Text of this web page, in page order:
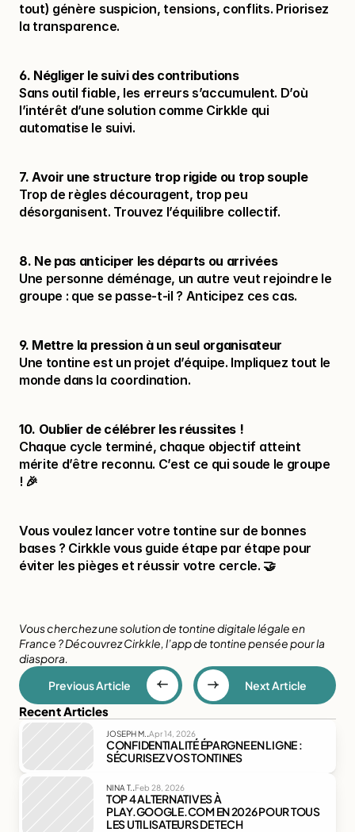
tout) génère suspicion, tensions, conflits. Priorisez
la transparence.
6. Négliger le suivi des contributions
Sans outil fiable, les erreurs s’accumulent. D’où
l’intérêt d’une solution comme Cirkkle qui
automatise le suivi.
7. Avoir une structure trop rigide ou trop souple
Trop de règles découragent, trop peu
désorganisent. Trouvez l’équilibre collectif.
8. Ne pas anticiper les départs ou arrivées
Une personne déménage, un autre veut rejoindre le
groupe : que se passe-t-il ? Anticipez ces cas.
9. Mettre la pression à un seul organisateur
Une tontine est un projet d’équipe. Impliquez tout le
monde dans la coordination.
10. Oublier de célébrer les réussites !
Chaque cycle terminé, chaque objectif atteint
mérite d’être reconnu. C’est ce qui soude le groupe
! 🎉
Vous voulez lancer votre tontine sur de bonnes
bases ? Cirkkle vous guide étape par étape pour
éviter les pièges et réussir votre cercle. 🤝
Vous cherchez une solution de tontine digitale légale en
France ? Découvrez Cirkkle, l’app de tontine pensée pour la
diaspora.
Previous Article
Next Article
Recent Articles
JOSEPH M. .Apr 14, 2026
CONFIDENTIALITÉ ÉPARGNE EN LIGNE :
SÉCURISEZ VOS TONTINES
NINA T. .Feb 28, 2026
TOP 4 ALTERNATIVES À
PLAY.GOOGLE.COM EN 2026 POUR TOUS
LES UTILISATEURS DE TECH